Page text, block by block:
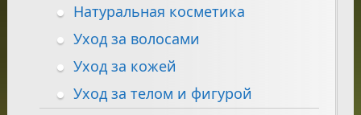
Натуральная косметика
Уход за волосами
Уход за кожей
Уход за телом и фигурой